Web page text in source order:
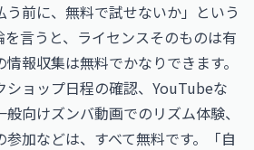
う前に、無料で試せないか」という
言うと、ライセンスそのものは有
報収集は無料でかなりできます。
ショップ日程の確認、YouTubeな
向けズンバ動画でのリズム体験、
加などは、すべて無料です。「自